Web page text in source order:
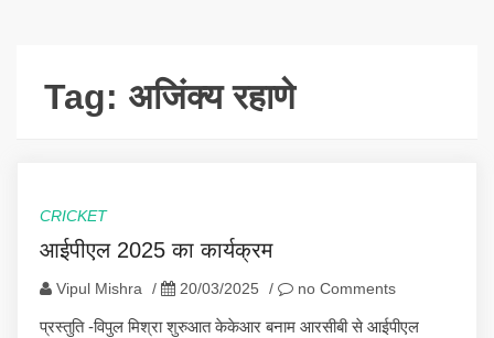
Tag: अजिंक्य रहाणे
CRICKET
आईपीएल 2025 का कार्यक्रम
Vipul Mishra / 20/03/2025 / no Comments
प्रस्तुति -विपुल मिश्रा शुरुआत केकेआर बनाम आरसीबी से आईपीएल